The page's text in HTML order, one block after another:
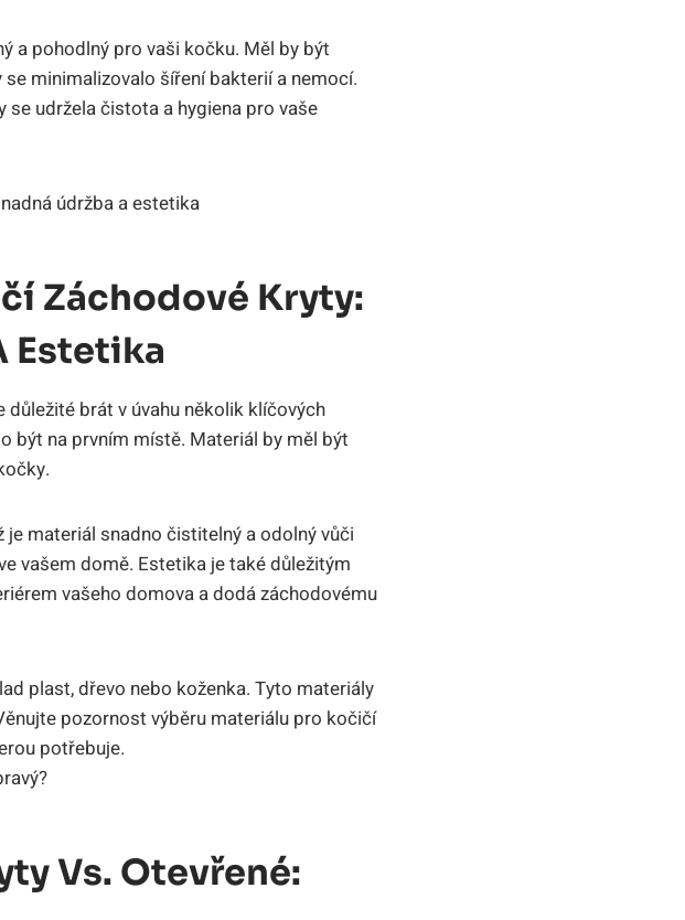
a pohodlný pro vaši kočku. Měl by být
minimalizovalo šíření bakterií a nemocí.
se udržela čistota a hygiena pro vaše
Záchodové Kryty:
Estetika
brát v úvahu několik klíčových
být na prvním místě. Materiál by měl být
materiál snadno čistitelný a odolný vůči
vašem domě. Estetika je také důležitým
vašeho domova a dodá záchodovému
plast, dřevo nebo koženka. Tyto materiály
pozornost výběru materiálu pro kočičí
potřebuje.
Vs. Otevřené: